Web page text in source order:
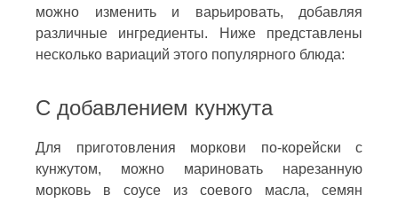
можно изменить и варьировать, добавляя
различные ингредиенты. Ниже представлены
несколько вариаций этого популярного блюда:
С добавлением кунжута
Для приготовления моркови по-корейски с
кунжутом, можно мариновать нарезанную
морковь в соусе из соевого масла, семян